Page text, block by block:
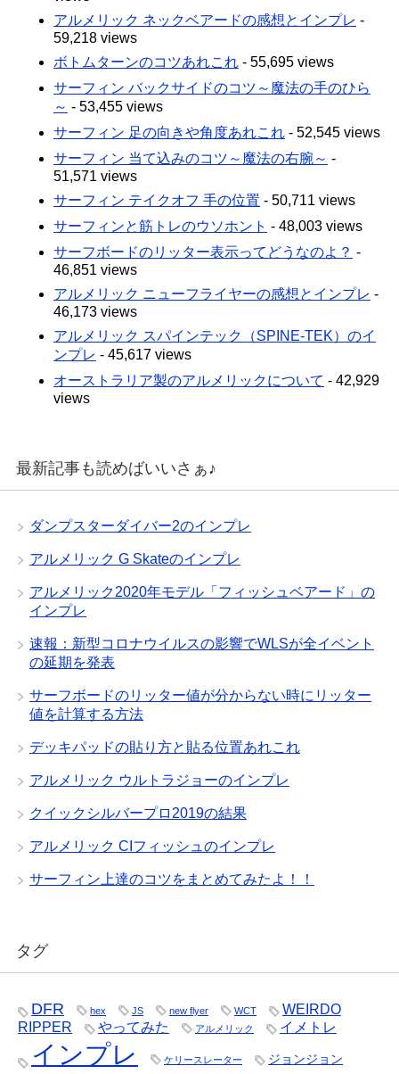
アルメリック ネックベアードの感想とインプレ -
59,218 views
ボトムターンのコツあれこれ - 55,695 views
サーフィン バックサイドのコツ～魔法の手のひら
～ - 53,455 views
サーフィン 足の向きや角度あれこれ - 52,545 views
サーフィン 当て込みのコツ～魔法の右腕～ -
51,571 views
サーフィン テイクオフ 手の位置 - 50,711 views
サーフィンと筋トレのウソホント - 48,003 views
サーフボードのリッター表示ってどうなのよ？ -
46,851 views
アルメリック ニューフライヤーの感想とインプレ -
46,173 views
アルメリック スパインテック（SPINE-TEK）のイ
ンプレ - 45,617 views
オーストラリア製のアルメリックについて - 42,929
views
最新記事も読めばいいさぁ♪
ダンプスターダイバー2のインプレ
アルメリック G Skateのインプレ
アルメリック2020年モデル「フィッシュベアード」の
インプレ
速報：新型コロナウイルスの影響でWLSが全イベント
の延期を発表
サーフボードのリッター値が分からない時にリッター
値を計算する方法
デッキパッドの貼り方と貼る位置あれこれ
アルメリック ウルトラジョーのインプレ
クイックシルバープロ2019の結果
アルメリック CIフィッシュのインプレ
サーフィン上達のコツをまとめてみたよ！！
タグ
DFR hex JS new flyer WCT
WEIRDO
RIPPER
やってみた アルメリック イメトレ
インプレ ケリースレーター ジョンジョン